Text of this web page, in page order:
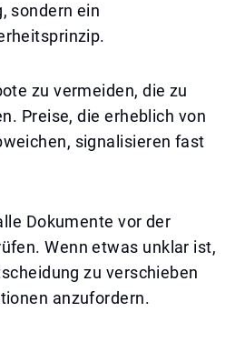
sondern ein
zu vermeiden, die zu
Preise, die erheblich von
signalisieren fast
Dokumente vor der
Wenn etwas unklar ist,
zu verschieben
anzufordern.